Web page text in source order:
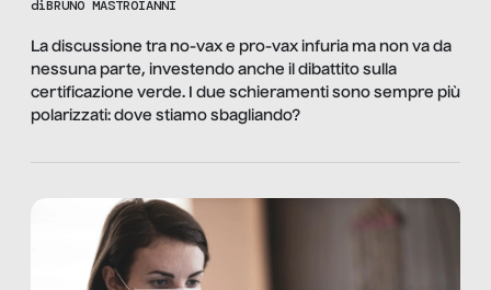
diBRUNO MASTROIANNI
La discussione tra no-vax e pro-vax infuria ma non va da
nessuna parte, investendo anche il dibattito sulla
certificazione verde. I due schieramenti sono sempre più
polarizzati: dove stiamo sbagliando?